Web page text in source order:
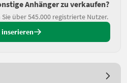
Anhänger zu verkaufen?
über 545.000 registrierte Nutzer.
inserieren